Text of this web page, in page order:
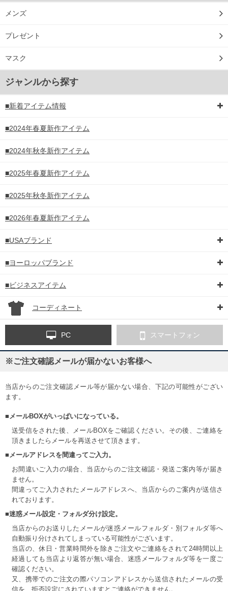
メンズ
プレゼント
マスク
ジャンルから探す
■新着アイテム情報
■2024年春夏新作アイテム
■2024年秋冬新作アイテム
■2025年春夏新作アイテム
■2025年秋冬新作アイテム
■2026年春夏新作アイテム
■USAブランド
■ヨーロッパブランド
■ビジネスアイテム
コーディネート
PC スマートフォン
※ご注文確認メールが届かないお客様へ
当店からのご注文確認メール等が届かない場合、下記の可能性がござい
ます。
■メールBOXがいっぱいになっている。
送受信をされた後、メールBOXをご確認ください。その後、ご連絡を
頂きましたらメールを再送させて頂きます。
■メールアドレスを間違ってご入力。
お間違いご入力の場合、当店からのご注文確認・発送ご案内等が届き
ません。
間違ってご入力されたメールアドレスへ、当店からのご案内が送信さ
れております。
■迷惑メール設定・フォルダ分け設定。
当店からのお送りしたメールが迷惑メールフォルダ・別フォルダ等へ
自動振り分けされてしまっている可能性がございます。
当店の、休日・営業時間外を除きご注文やご連絡をされて24時間以上
経過しても当店より返答が無い場合、迷惑メールフォルダ等を一度ご
確認ください。
又、携帯でのご注文の際パソコンアドレスから送信されたメールの受
信を、拒否設定にされていますとご連絡ができません。